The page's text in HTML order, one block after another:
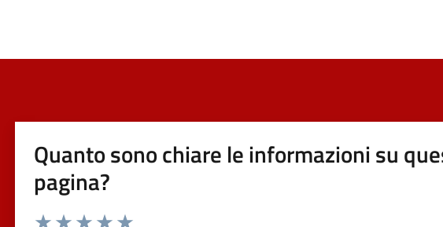
Quanto sono chiare le informazioni su
pagina?